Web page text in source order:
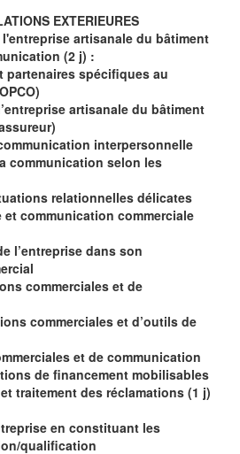
EXTERIEURES
artisanale du bâtiment
(2 j) :
partenaires spécifiques au
artisanale du bâtiment
interpersonnelle
communication selon les
relationnelles délicates
communication commerciale
l’entreprise dans son
commerciales et de
commerciales et d’outils de
et de communication
de financement mobilisables
traitement des réclamations (1 j)
en constituant les
qualification